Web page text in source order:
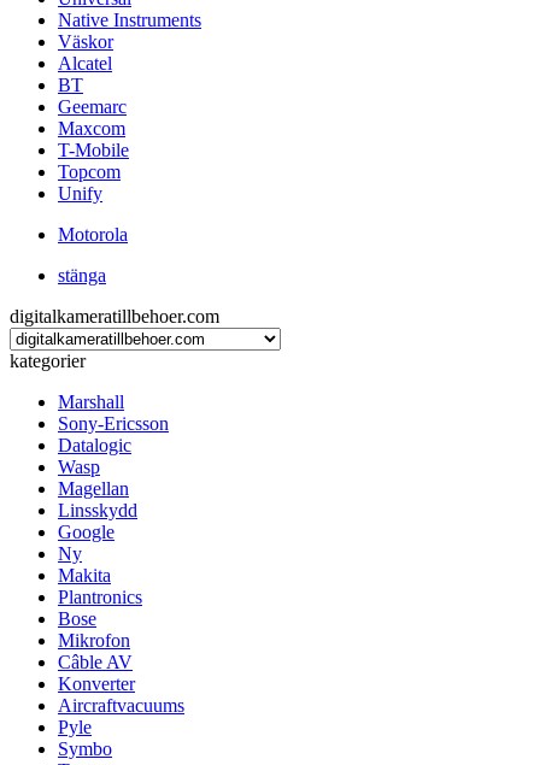
Native Instruments
Väskor
Alcatel
BT
Geemarc
Maxcom
T-Mobile
Topcom
Unify
Motorola
stänga
digitalkameratillbehoer.com
kategorier
Marshall
Sony-Ericsson
Datalogic
Wasp
Magellan
Linsskydd
Google
Ny
Makita
Plantronics
Bose
Mikrofon
Câble AV
Konverter
Aircraftvacuums
Pyle
Symbo